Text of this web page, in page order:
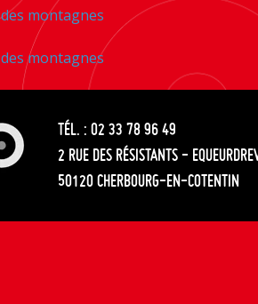
montagnes
montagnes
TÉL. : 02 33 78 96 49
2 RUE DES RÉSISTANTS -
50120 CHERBOURG-EN-COTENTIN